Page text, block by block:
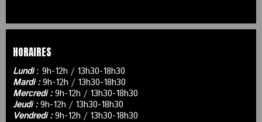
HORAIRES
Lundi: 9h-12h / 13h30-18h30
Mardi :9h-12h / 13h30-18h30
Mercredi :9h-12h / 13h30-18h30
Jeudi :9h-12h / 13h30-18h30
Vendredi :9h-12h / 13h30-18h30